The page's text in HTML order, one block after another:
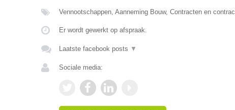
Vennootschappen, Aanneming Bouw, Contracten en
Er wordt gewerkt op afspraak.
Laatste facebook posts ▼
Sociale media: